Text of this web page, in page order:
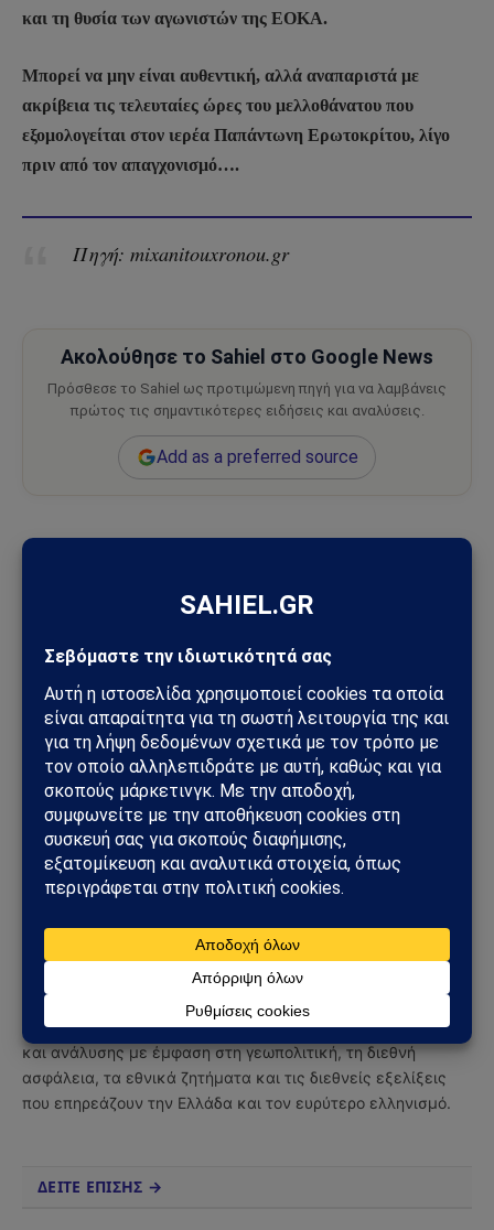
και τη θυσία των αγωνιστών της ΕΟΚΑ.
Μπορεί να μην είναι αυθεντική, αλλά αναπαριστά με
ακρίβεια τις τελευταίες ώρες του μελλοθάνατου που
εξομολογείται στον ιερέα Παπάντωνη Ερωτοκρίτου, λίγο
πριν από τον απαγχονισμό….
Πηγή: mixanitouxronou.gr
Ακολούθησε το Sahiel στο Google News
Πρόσθεσε το Sahiel ως προτιμώμενη πηγή για να λαμβάνεις
πρώτος τις σημαντικότερες ειδήσεις και αναλύσεις.
Add as a preferred source
Ακολουθήστε στο Instagram
Ακολουθήστε στο YouTube
Facebook Twitter Pinterest
Instagram
Tumblr
Το Sahiel.gr είναι ανεξάρτητη ψηφιακή πύλη ενημέρωσης
και ανάλυσης με έμφαση στη γεωπολιτική, τη διεθνή
ασφάλεια, τα εθνικά ζητήματα και τις διεθνείς εξελίξεις
που επηρεάζουν την Ελλάδα και τον ευρύτερο ελληνισμό.
ΔΕΙΤΕ ΕΠΙΣΗΣ →